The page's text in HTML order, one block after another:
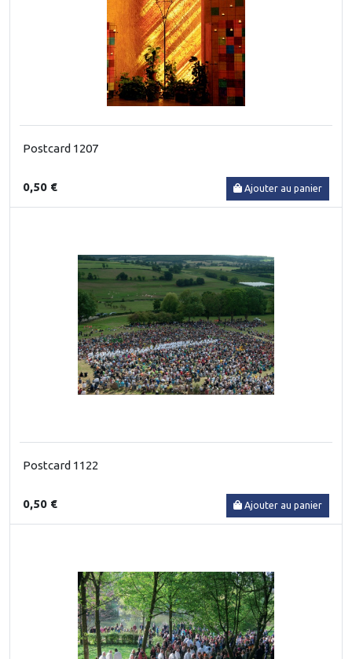
Postcard 1207
0,50 € Ajouter au panier
Postcard 1122
0,50 € Ajouter au panier